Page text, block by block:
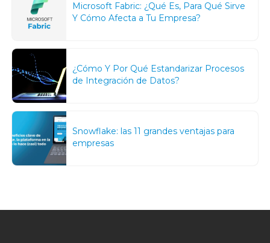
Microsoft Fabric: ¿Qué Es, Para Qué Sirve
Y Cómo Afecta a Tu Empresa?
¿Cómo Y Por Qué Estandarizar Procesos
de Integración de Datos?
Snowflake: las 11 grandes ventajas para
empresas